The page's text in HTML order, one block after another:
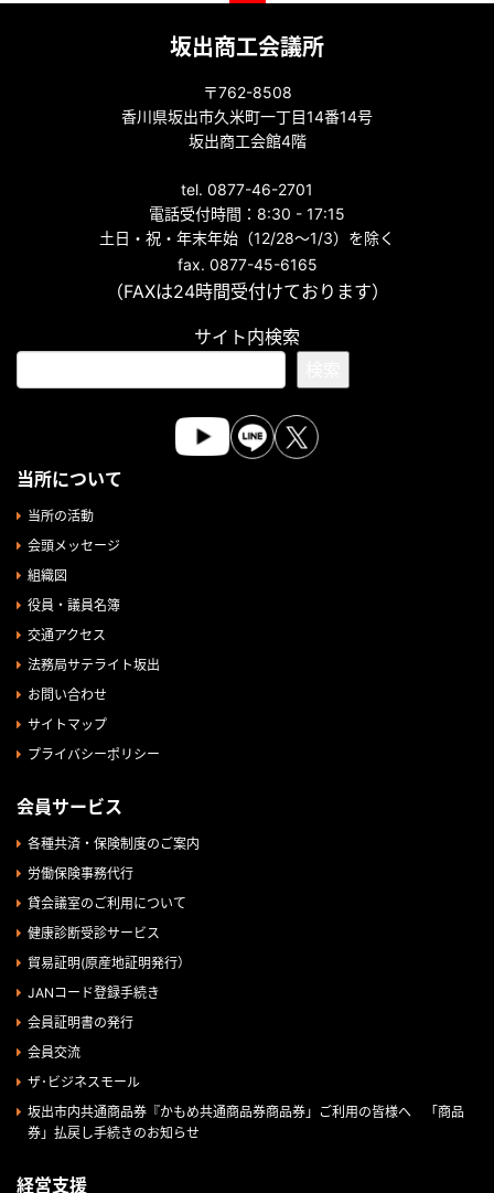
坂出商工会議所
〒762-8508
香川県坂出市久米町一丁目14番14号
坂出商工会館4階
tel. 0877-46-2701
電話受付時間：8:30 - 17:15
土日・祝・年末年始（12/28～1/3）を除く
fax. 0877-45-6165
（FAXは24時間受付けております）
サイト内検索
当所について
当所の活動
会頭メッセージ
組織図
役員・議員名簿
交通アクセス
法務局サテライト坂出
お問い合わせ
サイトマップ
プライバシーポリシー
会員サービス
各種共済・保険制度のご案内
労働保険事務代行
貸会議室のご利用について
健康診断受診サービス
貿易証明(原産地証明発行）
JANコード登録手続き
会員証明書の発行
会員交流
ザ･ビジネスモール
坂出市内共通商品券『かもめ共通商品券商品券」ご利用の皆様へ 「商品
券」払戻し手続きのお知らせ
経営支援